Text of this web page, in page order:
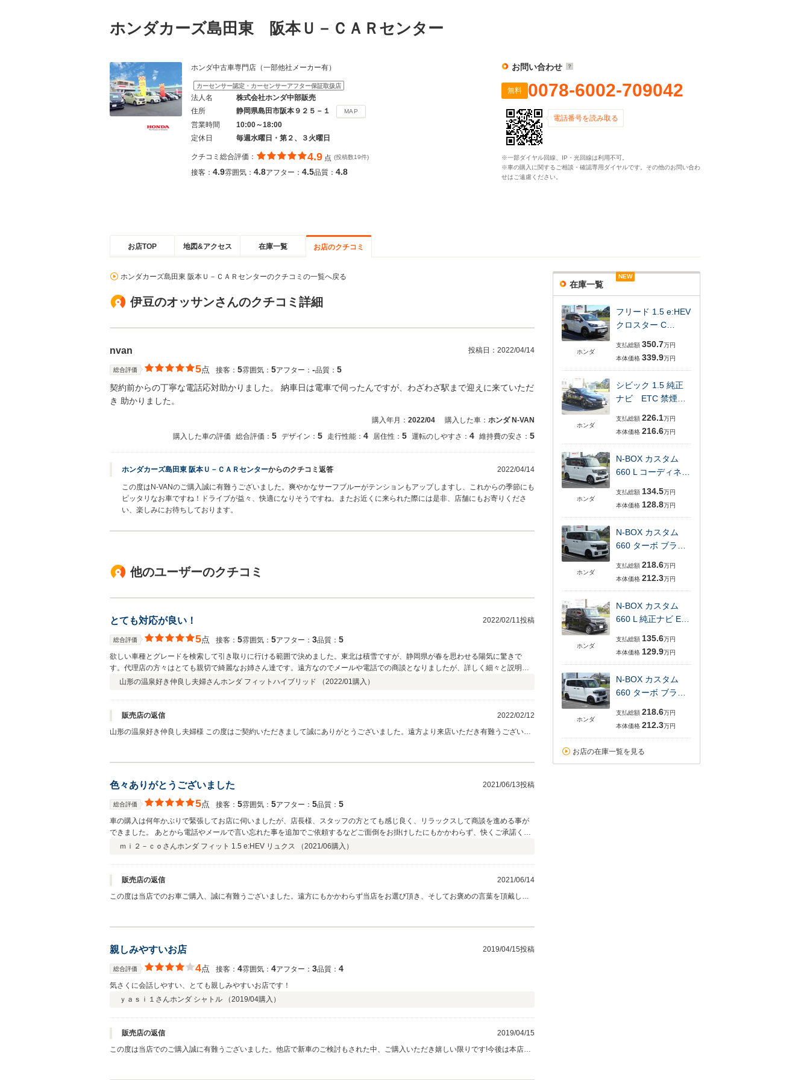
ホンダカーズ島田東 阪本Ｕ－ＣＡＲセンター
ホンダ中古車専門店（一部他社メーカー有）
カーセンサー認定・カーセンサーアフター保証取扱店
法人名
株式会社ホンダ中部販売
住所
静岡県島田市阪本９２５－１ MAP
営業時間
10:00～18:00
定休日
毎週水曜日・第２、３火曜日
クチコミ総合評価： 4.9 点 (投稿数19件)
接客： 4.9雰囲気： 4.8アフター： 4.5品質： 4.8
お問い合わせ
無料 0078-6002-709042
電話番号を読み取る
※一部ダイヤル回線、IP・光回線は利用不可。
※車の購入に関するご相談・確認専用ダイヤルです。その他のお問い合わ
せはご遠慮ください。
お店TOP 地図&アクセス 在庫一覧 お店のクチコミ
ホンダカーズ島田東 阪本Ｕ－ＣＡＲセンターのクチコミの一覧へ戻る
伊豆のオッサンさんのクチコミ詳細
nvan 投稿日： 2022/04/14
総合評価 5点 接客： 5雰囲気： 5アフター： ‐品質： 5
契約前からの丁寧な電話応対助かりました。 納車日は電車で伺ったんですが、わざわざ駅まで迎えに来ていただ
き 助かりました。
購入年月： 2022/04 購入した車： ホンダ N-VAN
購入した車の評価
総合評価： 5 デザイン： 5 走行性能： 4 居住性： 5 運転のしやすさ： 4 維持費の安さ： 5
ホンダカーズ島田東 阪本Ｕ－ＣＡＲセンターからのクチコミ返答 2022/04/14
この度はN-VANのご購入誠に有難うございました。爽やかなサーフブルーがテンションもアップしますし、これからの季節にも
ピッタリなお車ですね！ドライブが益々、快適になりそうですね。またお近くに来られた際には是非、店舗にもお寄りくださ
い、楽しみにお待ちしております。
他のユーザーのクチコミ
とても対応が良い！ 2022/02/11投稿
総合評価 5点 接客： 5雰囲気： 5アフター： 3品質： 5
欲しい車種とグレードを検索して引き取りに行ける範囲で決めました。東北は積雪ですが、静岡県が春を思わせる陽気に驚きで
す。代理店の方々はとても親切で綺麗なお姉さん達です。遠方なのでメールや電話での商談となりましたが、詳しく細々と説明し
て頂いたので何の不安もなく決める事が出来ました。帰りは夕方でしたが赤富士山も眺める事も出来て嬉しく思います。この機会
山形の温泉好き仲良し夫婦さんホンダ フィットハイブリッド （2022/01購入）
販売店の返信
2022/02/12
山形の温泉好き仲良し夫婦様 この度はご契約いただきまして誠にありがとうございました。遠方より来店いただき有難うございま
色々ありがとうございました 2021/06/13投稿
総合評価 5点 接客： 5雰囲気： 5アフター： 5品質： 5
車の購入は何年かぶりで緊張してお店に伺いましたが、店長様、スタッフの方とても感じ良く、リラックスして商談を進める事が
できました。 あとから電話やメールで言い忘れた事を追加でご依頼するなどご面倒をお掛けしたにもかかわらず、快くご承諾くだ
さり、更に納車時にプラスαのサービスもしていただいて、本当にありがとうございました。
ｍｉ２－ｃｏさんホンダ フィット 1.5 e:HEV リュクス （2021/06購入）
販売店の返信
2021/06/14
この度は当店でのお車ご購入、誠に有難うございました。遠方にもかかわらず当店をお選び頂き、そしてお褒めの言葉を頂戴しま
親しみやすいお店 2019/04/15投稿
総合評価 4点 接客： 4雰囲気： 4アフター： 3品質： 4
気さくに会話しやすい、とても親しみやすいお店です！
ｙａｓｉ１さんホンダ シャトル （2019/04購入）
販売店の返信
2019/04/15
この度は当店でのご購入誠に有難うございました。他店で新車のご検討もされた中、ご購入いただき嬉しい限りです!今後は本店に
在庫一覧
ホンダ
NEW
フリード 1.5 e:HEV
クロスター C…
支払総額 350.7万円
本体価格 339.9万円
ホンダ
NEW
シビック 1.5 純正
ナビ ETC 禁煙…
支払総額 226.1万円
本体価格 216.6万円
ホンダ
NEW
N-BOX カスタム
660 L コーディネ…
支払総額 134.5万円
本体価格 128.8万円
ホンダ
N-BOX カスタム
660 ターボ ブラ…
支払総額 218.6万円
本体価格 212.3万円
ホンダ
N-BOX カスタム
660 L 純正ナビ E…
支払総額 135.6万円
本体価格 129.9万円
ホンダ
N-BOX カスタム
660 ターボ ブラ…
支払総額 218.6万円
本体価格 212.3万円
お店の在庫一覧を見る